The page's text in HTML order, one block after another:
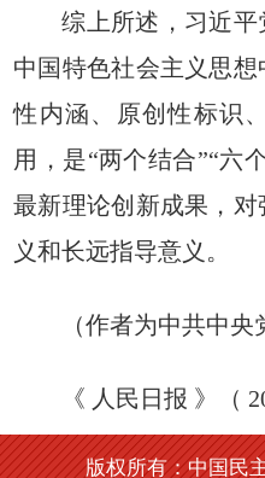
综上所述，习近平
中国特色社会主义思
性内涵、原创性标识
用，是“两个结合”“六
最新理论创新成果，
义和长远指导意义。
（作者为中共中央党
《 人民日报 》（
版权所有：中国民